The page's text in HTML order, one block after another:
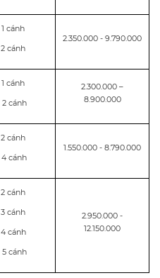
1 cánh
2 cánh
2.350.000 - 9.790.000
1 cánh
2 cánh
2.300.000 –
8.900.000
2 cánh
4 cánh
1.550.000 - 8.790.000
2 cánh
3 cánh
4 cánh
5 cánh
2.950.000 -
12.150.000